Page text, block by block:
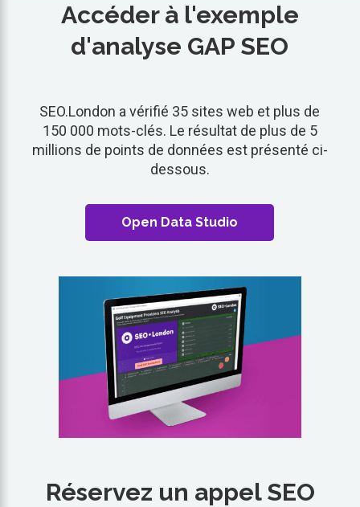
Accéder à l'exemple
d'analyse GAP SEO
SEO.London a vérifié 35 sites web et plus de
150 000 mots-clés. Le résultat de plus de 5
millions de points de données est présenté ci-
dessous.
Open Data Studio
Réservez un appel SEO